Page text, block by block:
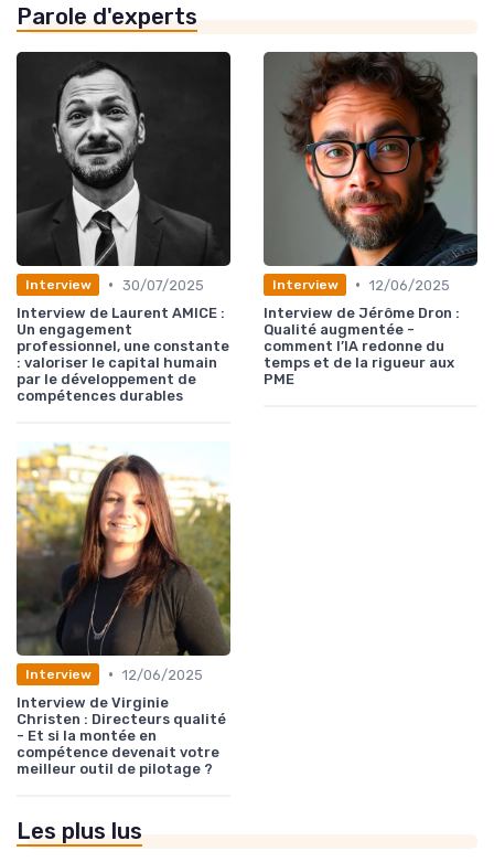
Parole d'experts
Interview • 30/07/2025
Interview de Laurent AMICE :
Un engagement
professionnel, une constante
: valoriser le capital humain
par le développement de
compétences durables
Interview • 12/06/2025
Interview de Jérôme Dron :
Qualité augmentée -
comment l’IA redonne du
temps et de la rigueur aux
PME
Interview • 12/06/2025
Interview de Virginie
Christen : Directeurs qualité
- Et si la montée en
compétence devenait votre
meilleur outil de pilotage ?
Les plus lus